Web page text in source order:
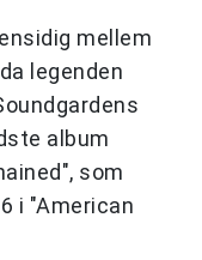
mellem
legenden
album
som
i "American